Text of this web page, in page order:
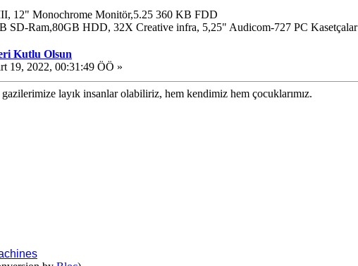
12" Monochrome Monitör,5.25 360 KB FDD
SD-Ram,80GB HDD, 32X Creative infra, 5,25" Audicom-727 PC Kasetçalar
Kutlu Olsun
19, 2022, 00:31:49 ÖÖ »
layık insanlar olabiliriz, hem kendimiz hem çocuklarımız.